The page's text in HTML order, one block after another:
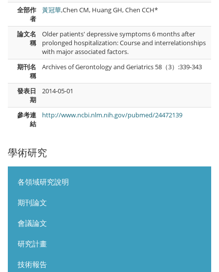
學術研究
各領域研究說明
期刊論文
會議論文
研究計畫
技術報告
全部作
者
黃冠華,Chen CM, Huang GH, Chen CCH*
論文名
稱
Older patients' depressive symptoms 6 months after
prolonged hospitalization: Course and interrelationships
with major associated factors.
期刊名
稱
Archives of Gerontology and Geriatrics 58（3）:339-343
發表日
期
2014-05-01
參考連
結
http://www.ncbi.nlm.nih.gov/pubmed/24472139